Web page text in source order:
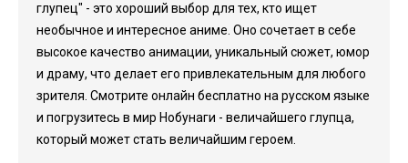
глупец" - это хороший выбор для тех, кто ищет
необычное и интересное аниме. Оно сочетает в себе
высокое качество анимации, уникальный сюжет, юмор
и драму, что делает его привлекательным для любого
зрителя. Смотрите онлайн бесплатно на русском языке
и погрузитесь в мир Нобунаги - величайшего глупца,
который может стать величайшим героем.